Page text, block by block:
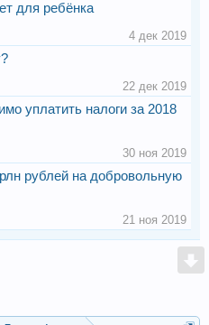
для ребёнка
4 дек 2019
22 дек 2019
уплатить налоги за 2018
30 ноя 2019
рублей на добровольную
21 ноя 2019